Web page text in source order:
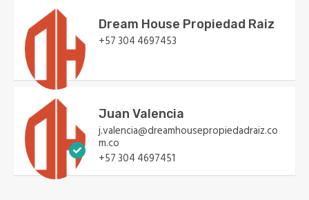
Dream House Propiedad Raiz
+57 304 4697453
Juan Valencia
j.valencia@dreamhousepropiedadraiz.co
m.co
+57 304 4697451